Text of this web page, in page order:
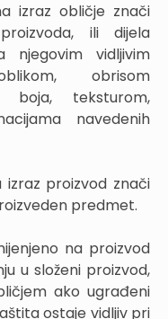
izraz obličje znači
ili dijela
njegovim vidljivim
obrisom
boja, teksturom,
navedenih
proizvod znači
predmet.
na proizvod
u složeni proizvod,
ako ugrađeni
ostaje vidljiv pri